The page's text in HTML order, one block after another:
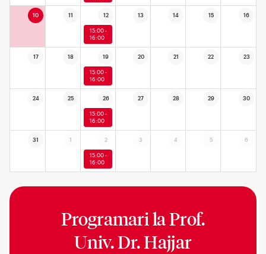
10 11 12 13 14 15 16
15:00 -
16:00
17 18 19 20 21 22 23
15:00 -
16:00
24 25 26 27 28 29 30
15:00 -
16:00
31 1 2 3 4 5 6
15:00 -
16:00
Programari laProf.
Univ. Dr. Hajjar